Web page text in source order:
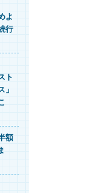
よ
行
ト
額